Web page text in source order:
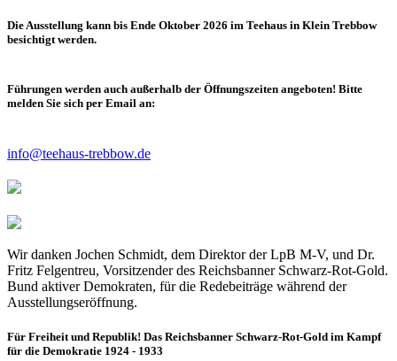
Die Ausstellung kann bis Ende Oktober 2026 im Teehaus in Klein Trebbow
besichtigt werden.
Führungen werden auch außerhalb der Öffnungszeiten angeboten! Bitte
melden Sie sich per Email an:
info@teehaus-trebbow.de
Wir danken Jochen Schmidt, dem Direktor der LpB M-V, und Dr.
Fritz Felgentreu, Vorsitzender des Reichsbanner Schwarz-Rot-Gold.
Bund aktiver Demokraten, für die Redebeiträge während der
Ausstellungseröffnung.
Für Freiheit und Republik! Das Reichsbanner Schwarz-Rot-Gold im Kampf
für die Demokratie 1924 - 1933